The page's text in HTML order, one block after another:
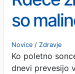
so
Novice / Zdravje
Ko poletno
dnevi prevesijo